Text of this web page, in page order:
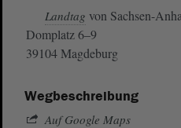
Landtag von Sachsen-
Domplatz 6–9
39104 Magdeburg
Wegbeschreibung
Auf Google Maps